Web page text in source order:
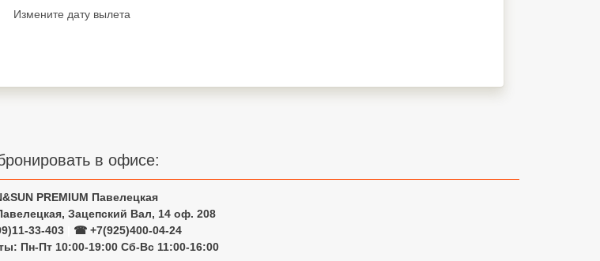
Измените дату вылета
в офисе:
PREMIUM Павелецкая
Зацепский Вал, 14 оф. 208
33-403
☎ +7(925)400-04-24
Пн-Пт 10:00-19:00 Сб-Вс 11:00-16:00